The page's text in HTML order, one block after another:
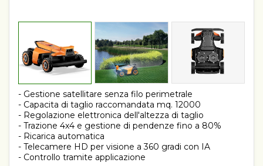
- Gestione satellitare senza filo perimetrale
- Capacita di taglio raccomandata mq. 12000
- Regolazione elettronica dell'altezza di taglio
- Trazione 4x4 e gestione di pendenze fino a 80%
- Ricarica automatica
- Telecamere HD per visione a 360 gradi con IA
- Controllo tramite applicazione